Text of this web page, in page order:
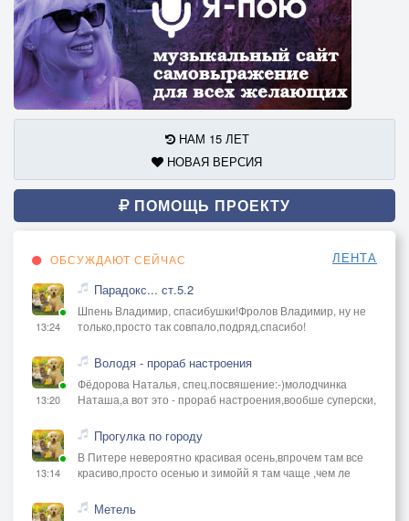
НАМ 15 ЛЕТ
НОВАЯ ВЕРСИЯ
ПОМОЩЬ ПРОЕКТУ
ОБСУЖДАЮТ СЕЙЧАС ЛЕНТА
13:24
Парадокс... ст.5.2
Шпень Владимир, спасибушки!Фролов Владимир, ну не
только,просто так совпало,подряд,спасибо!
13:20
Володя - прораб настроения
Фёдорова Наталья, спец.посвяшение:-)молодчинка
Наташа,а вот это - прораб настроения,вообше суперски,
13:14
Прогулка по городу
В Питере невероятно красивая осень,впрочем там все
красиво,просто осенью и зимойй я там чаще ,чем ле
Метель